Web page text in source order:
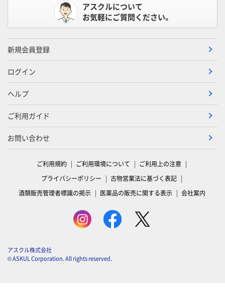
アスクルについて
お気軽にご質問ください。
新規会員登録
ログイン
ヘルプ
ご利用ガイド
お問い合わせ
ご利用規約 ご利用環境について
ご利用上の注意
プライバシーポリシー
古物営業法に基づく表記
酒類販売管理者標識の掲示
医薬品の販売に関する表示 会社案内
アスクル株式会社
© ASKUL Corporation. All rights reserved.